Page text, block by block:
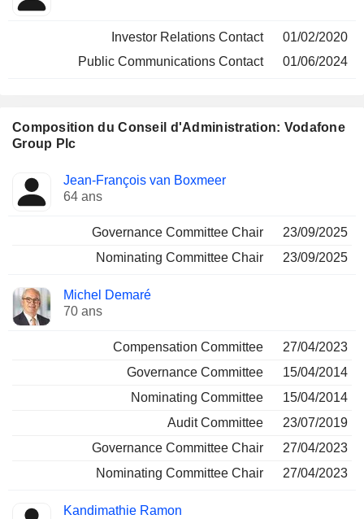
Investor Relations Contact
01/02/2020
Public Communications Contact
01/06/2024
Composition du Conseil d'Administration: Vodafone
Group Plc
Administrateur Comités
Jean-François van Boxmeer
64 ans
Governance Committee Chair
23/09/2025
Nominating Committee Chair
23/09/2025
Michel Demaré
70 ans
Compensation Committee
27/04/2023
Governance Committee
15/04/2014
Nominating Committee
15/04/2014
Audit Committee
23/07/2019
Governance Committee Chair
27/04/2023
Nominating Committee Chair
27/04/2023
Kandimathie Ramon